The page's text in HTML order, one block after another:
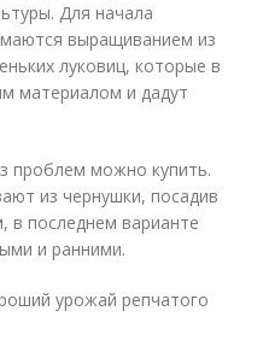
Для начала
выращиванием из
луковиц, которые в
материалом и дадут
проблем можно купить.
из чернушки, посадив
в последнем варианте
и ранними.
урожай репчатого